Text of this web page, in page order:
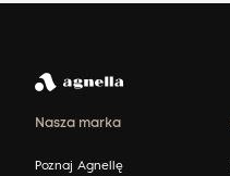
Nasza marka
Poznaj Agnellę